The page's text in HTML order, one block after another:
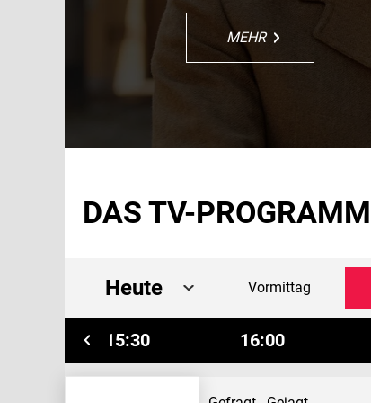
MEHR
MEHR
MEHR
MEHR
MEHR
DAS TV-
Heute Vormittag
15:30 16:00